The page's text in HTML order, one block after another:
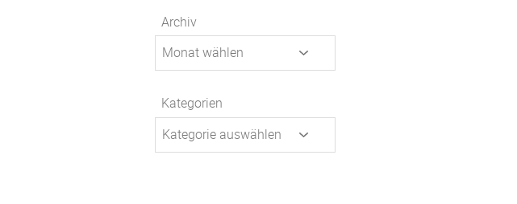
Archiv
Kategorien